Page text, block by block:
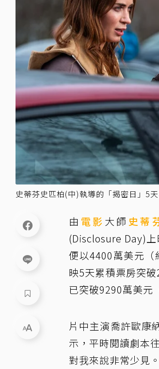
史蒂芬史匹柏(中)執導的「揭密日」5
由 電影 大師 史蒂
(Disclosure Day)
便以4400萬美元
映5天累積票房突
已突破9290萬美元
片中主演喬許歐康
示，平時閱讀劇本
對我來說非常少見